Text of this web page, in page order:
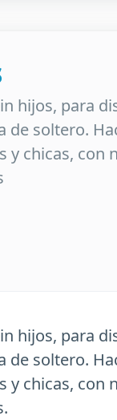
hijos, para
soltero.
chicas, con
hijos, para
soltero.
chicas, con